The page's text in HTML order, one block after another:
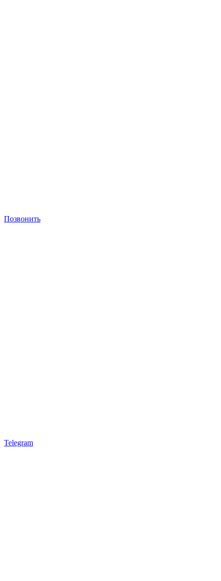
Позвонить
Telegram